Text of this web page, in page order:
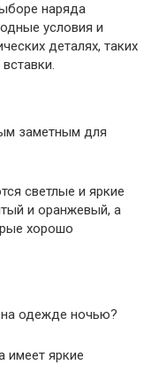
наряда
условия и
деталях, таких
заметным для
светлые и яркие
и оранжевый, а
хорошо
одежде ночью?
имеет яркие